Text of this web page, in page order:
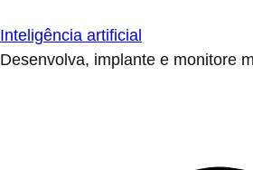
Inteligência artificial
Desenvolva, implante e monitore